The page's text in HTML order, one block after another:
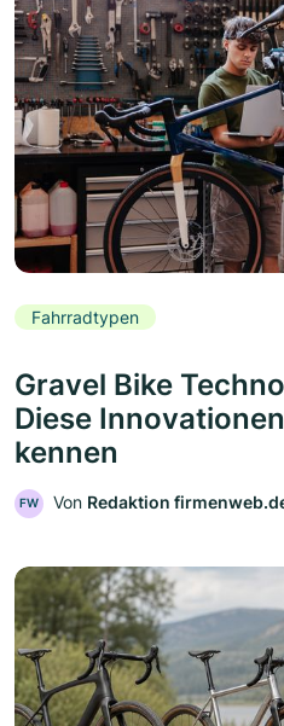
Fahrradtypen
Gravel Bike
Diese
kennen
FW Von Redaktion